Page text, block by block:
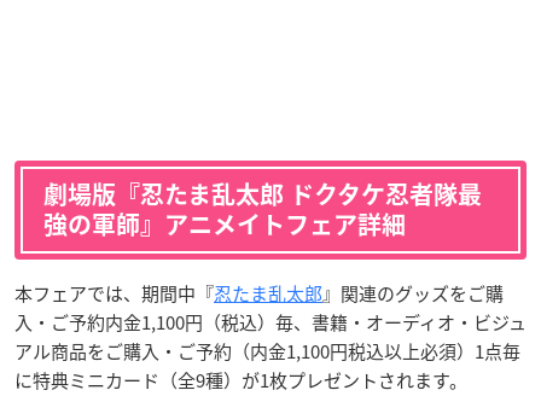
劇場版『忍たま乱太郎 ドクタケ忍者隊最
強の軍師』アニメイトフェア詳細
本フェアでは、期間中『忍たま乱太郎』関連のグッズをご購
入・ご予約内金1,100円（税込）毎、書籍・オーディオ・ビジュ
アル商品をご購入・ご予約（内金1,100円税込以上必須）1点毎
に特典ミニカード（全9種）が1枚プレゼントされます。